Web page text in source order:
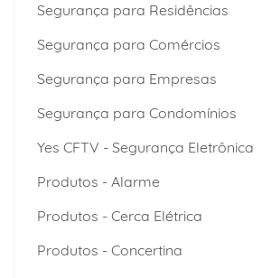
Segurança para Residências
Segurança para Comércios
Segurança para Empresas
Segurança para Condomínios
Yes CFTV - Segurança Eletrônica
Produtos - Alarme
Produtos - Cerca Elétrica
Produtos - Concertina